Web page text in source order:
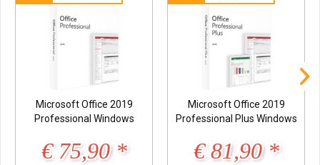
Microsoft Office 2019
Professional Windows
€ 75,90 *
Microsoft Office 2019
Professional Plus Windows
€ 81,90 *